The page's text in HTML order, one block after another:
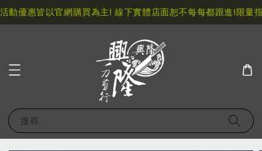
動優惠皆以官網購買為主! 線下實體店面恕不每每都跟進!限量指
搜尋